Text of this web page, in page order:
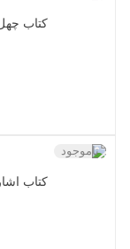
کتاب چهل
کتاب
ناموجود